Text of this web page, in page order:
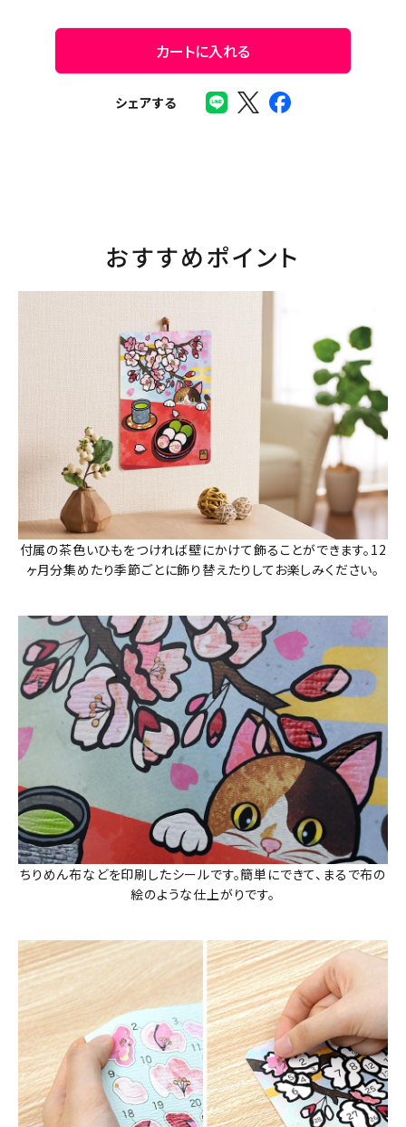
カートに入れる
シェアする
おすすめポイント
付属の茶色いひもをつければ壁にかけて飾ることができます。12
ヶ月分集めたり季節ごとに飾り替えたりしてお楽しみください。
ちりめん布などを印刷したシールです。簡単にできて、まるで布の
絵のような仕上がりです。